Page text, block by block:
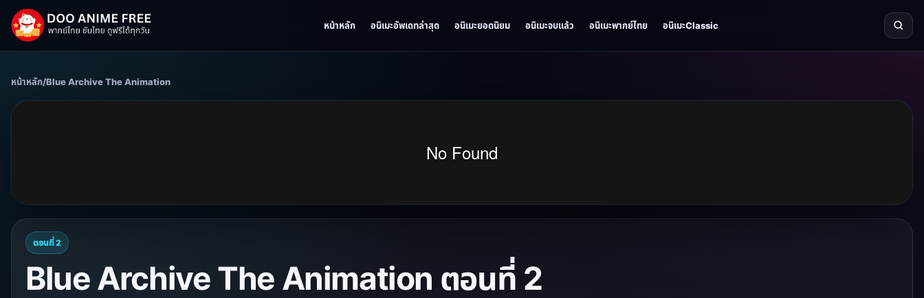
หน้าหลัก อนิเมะอัพเดทล่าสุด อนิเมะยอดนิยม อนิเมะจบแล้ว อนิเมะพากย์ไทย อนิเมะClassic
หน้าหลัก/Blue Archive The Animation
ตอนที่ 2
Blue Archive The Animation ตอนที่ 2